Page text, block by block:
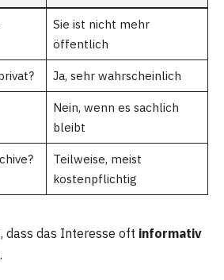
Sie ist nicht mehr
öffentlich
Ja, sehr wahrscheinlich
Nein, wenn es sachlich
bleibt
Teilweise, meist
kostenpflichtig
dass das Interesse oft informativ